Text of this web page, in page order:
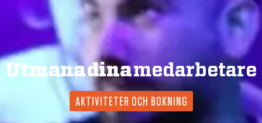
Utmana dinamedarbetare
AKTIVITETER OCH BOKNING